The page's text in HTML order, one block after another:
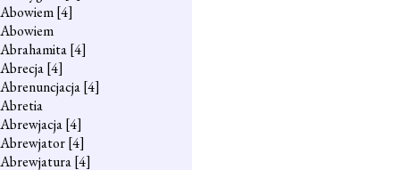
Abowiem[4]
Abowiem
Abrahamita[4]
Abrecja[4]
Abrenuncjacja[4]
Abretia
Abrewjacja[4]
Abrewjator[4]
Abrewjatura[4]